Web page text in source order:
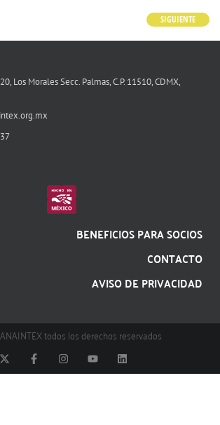
SIGUIENTE
Los Morales Secc. Palmas, C.P. 11510, CDMX,
BENEFICIOS PARA SOCIOS
CONTACTO
AVISO DE PRIVACIDAD
todos los derechos reservados